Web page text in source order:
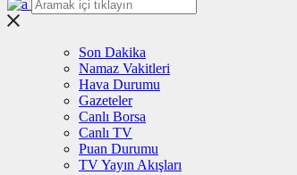
Son Dakika
Namaz Vakitleri
Hava Durumu
Gazeteler
Canlı Borsa
Canlı TV
Puan Durumu
TV Yayın Akışları